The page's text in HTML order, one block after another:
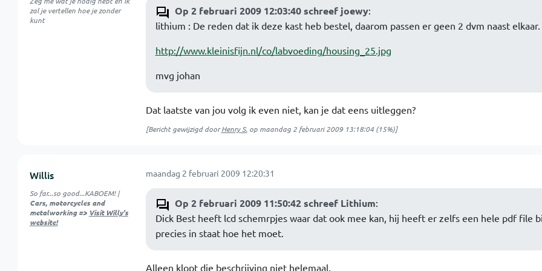
zal je vertellen hoe je zonder
kunt
Op 2 februari 2009 12:03:40 schreef joewy:
lithium : De reden dat ik deze kast heb bestel, daarom passen er geen 2 dvm naast elkaar.
http://www.kleinisfijn.nl/co/labvoeding/housing_25.jpg
mvg johan
Dat laatste van jou volg ik even niet, kan je dat eens uitleggen?
[Bericht gewijzigd doorHenry S.op maandag 2 februari 2009 13:18:04(15%)]
Willis
So far...so good...KABOEM! |
Cars, motorcycles and
metalworking => Visit Willy's
website!
maandag 2 februari 2009 12:20:31
Op 2 februari 2009 11:50:42 schreef Lithium:
Dick Best heeft lcd schemrpjes waar dat ook mee kan, hij heeft er zelfs een hele pdf file
precies in staat hoe het moet.
Alleen klopt die beschrijving niet helemaal.